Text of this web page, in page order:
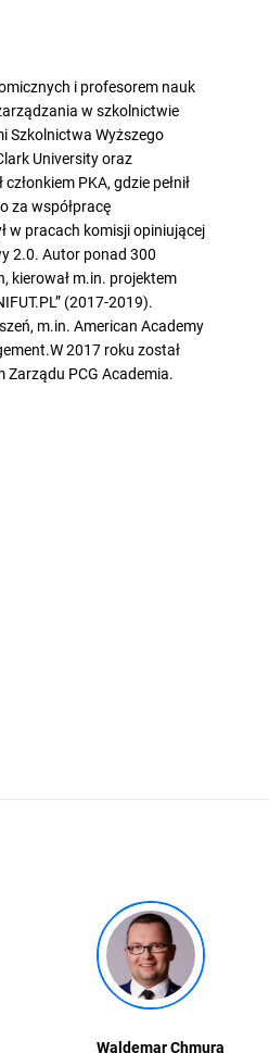
i profesorem nauk
w szkolnictwie
Szkolnictwa Wyższego
University oraz
PKA, gdzie pełnił
za współpracę
w pracach komisji opiniującej
2.0. Autor ponad 300
kierował m.in. projektem
(2017-2019).
m.in. American Academy
2017 roku został
Zarządu PCG Academia.
Waldemar Chmura